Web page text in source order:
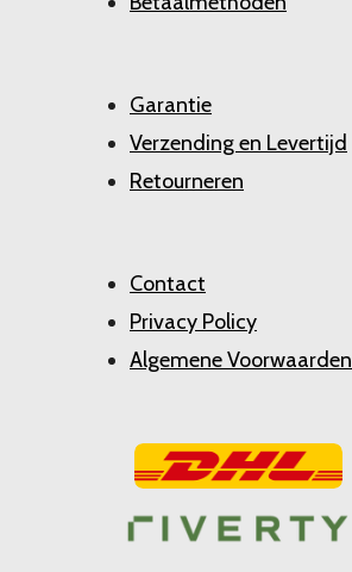
Garantie
Verzending en Levertijd
Retourneren
Contact
Privacy Policy
Algemene Voorwaarden